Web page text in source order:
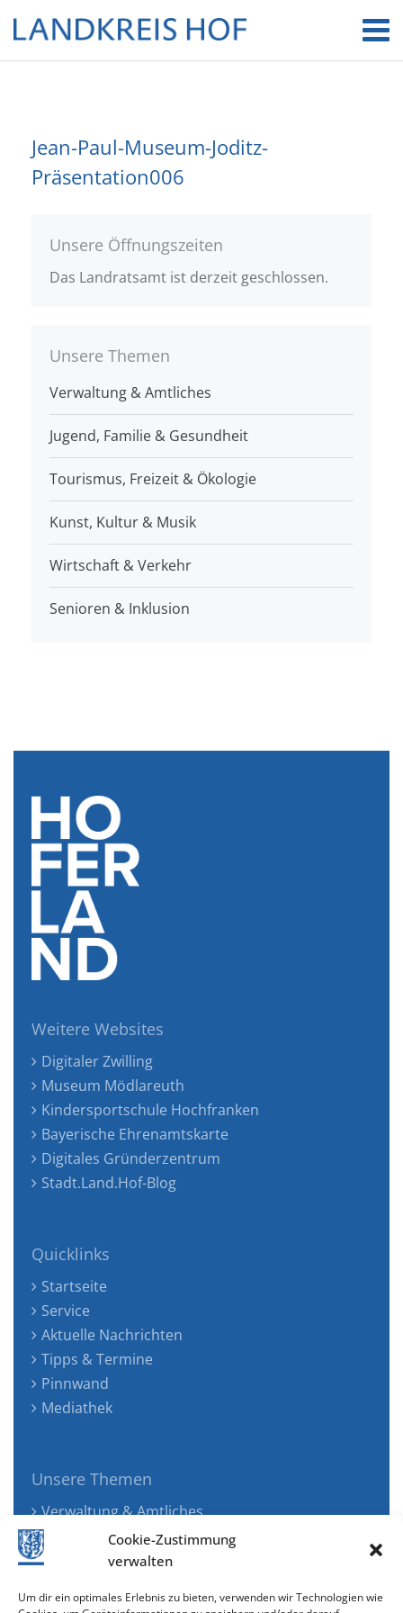
Cookie-Zustimmung
verwalten
Um dir ein optimales Erlebnis zu bieten, verwenden wir Technologien wie
Jean-Paul-Museum-Joditz-
Präsentation006
Unsere Öffnungszeiten
Das Landratsamt ist derzeit geschlossen.
Unsere Themen
Verwaltung & Amtliches
Jugend, Familie & Gesundheit
Tourismus, Freizeit & Ökologie
Kunst, Kultur & Musik
Wirtschaft & Verkehr
Senioren & Inklusion
Weitere Websites
Digitaler Zwilling
Museum Mödlareuth
Kindersportschule Hochfranken
Bayerische Ehrenamtskarte
Digitales Gründerzentrum
Stadt.Land.Hof-Blog
Quicklinks
Startseite
Service
Aktuelle Nachrichten
Tipps & Termine
Pinnwand
Mediathek
Unsere Themen
Verwaltung & Amtliches
Jugend, Familie & Gesundheit
Tourismus, Freizeit & Ökologie
Wirtschaft & Verkehr